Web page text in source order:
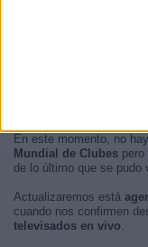
En este momento, no hay
Mundial de Clubes
de lo último que se pudo
Actualizaremos está
cuando nos confirmen
televisados en vivo.